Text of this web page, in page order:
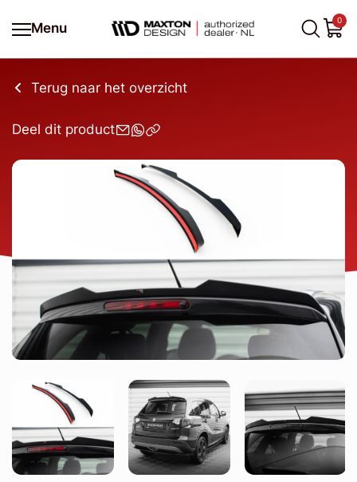
Menu
0
Terug naar het overzicht
Deel dit product